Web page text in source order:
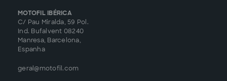
MOTOFIL IBÉRICA
C/ Pau Miralda, 59 Pol.
Ind. Bufalvent 08240
Manresa, Barcelona,
Espanha
geral@motofil.com